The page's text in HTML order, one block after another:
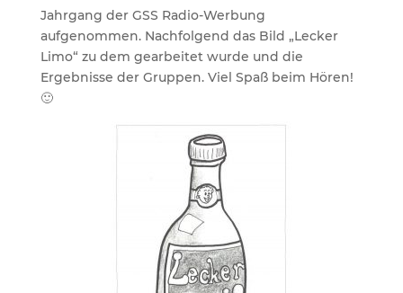
Jahrgang der GSS Radio-Werbung
aufgenommen. Nachfolgend das Bild „Lecker
Limo“ zu dem gearbeitet wurde und die
Ergebnisse der Gruppen. Viel Spaß beim Hören!
🙂